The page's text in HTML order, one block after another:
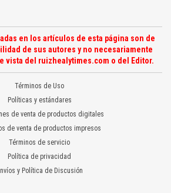
en los artículos de esta página son de
de sus autores y no necesariamente
vista del ruizhealytimes.com o del Editor.
Términos de Uso
Políticas y estándares
de venta de productos digitales
de venta de productos impresos
Términos de servicio
Política de privacidad
y Política de Discusión